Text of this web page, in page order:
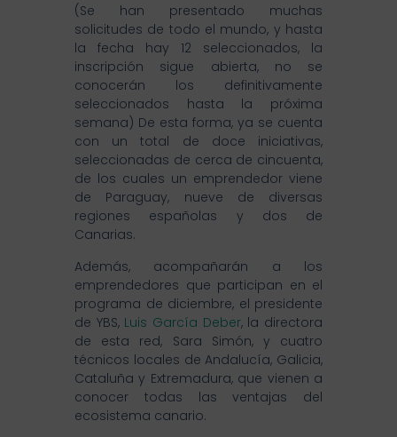
(Se han presentado muchas
solicitudes de todo el mundo, y hasta
la fecha hay 12 seleccionados, la
inscripción sigue abierta, no se
conocerán los definitivamente
seleccionados hasta la próxima
semana) De esta forma, ya se cuenta
con un total de doce iniciativas,
seleccionadas de cerca de cincuenta,
de los cuales un emprendedor viene
de Paraguay, nueve de diversas
regiones españolas y dos de
Canarias.
Además, acompañarán a los
emprendedores que participan en el
programa de diciembre, el presidente
de YBS, Luis García Deber, la directora
de esta red, Sara Simón, y cuatro
técnicos locales de Andalucía, Galicia,
Cataluña y Extremadura, que vienen a
conocer todas las ventajas del
ecosistema canario.